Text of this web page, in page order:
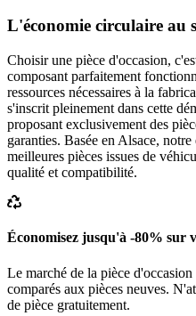
L'économie circulaire au
Choisir une pièce d'occasion,
composant parfaitement
ressources nécessaires à la
s'inscrit pleinement dans cette
proposant exclusivement des
garanties. Basée en Alsace,
meilleures pièces issues de
qualité et compatibilité.
Économisez jusqu'à -80% sur
Le marché de la pièce
comparés aux pièces neuves.
de pièce gratuitement.